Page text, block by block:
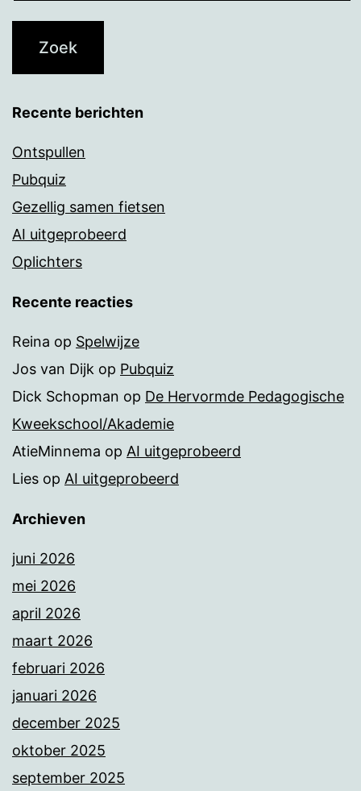
Recente berichten
Ontspullen
Pubquiz
Gezellig samen fietsen
AI uitgeprobeerd
Oplichters
Recente reacties
Reina op Spelwijze
Jos van Dijk op Pubquiz
Dick Schopman op De Hervormde Pedagogische
Kweekschool/Akademie
AtieMinnema op AI uitgeprobeerd
Lies op AI uitgeprobeerd
Archieven
juni 2026
mei 2026
april 2026
maart 2026
februari 2026
januari 2026
december 2025
oktober 2025
september 2025